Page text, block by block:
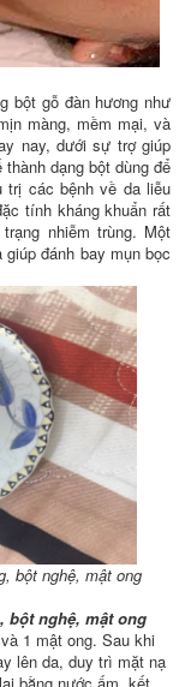
bột gỗ đàn hương như
màng, mềm mại, và
nay, dưới sự trợ giúp
dạng bột dùng để
trị các bệnh về da liễu
tính kháng khuẩn rất
nhiễm trùng. Một
đánh bay mụn bọc
bột nghệ, mật ong
bột nghệ, mật ong
1 mật ong. Sau khi
lên da, duy trì mặt nạ